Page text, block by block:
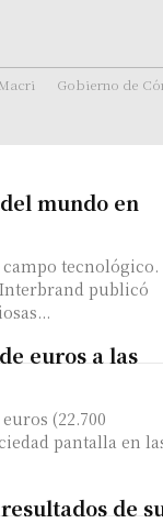
Gobierno de
mundo en
tecnológico.
publicó
euros a las
(22.700
pantalla en
de